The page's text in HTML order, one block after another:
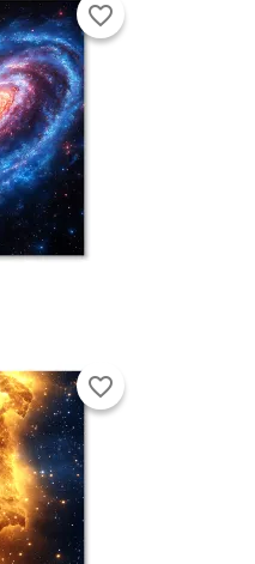
favorite_border
favorite_border